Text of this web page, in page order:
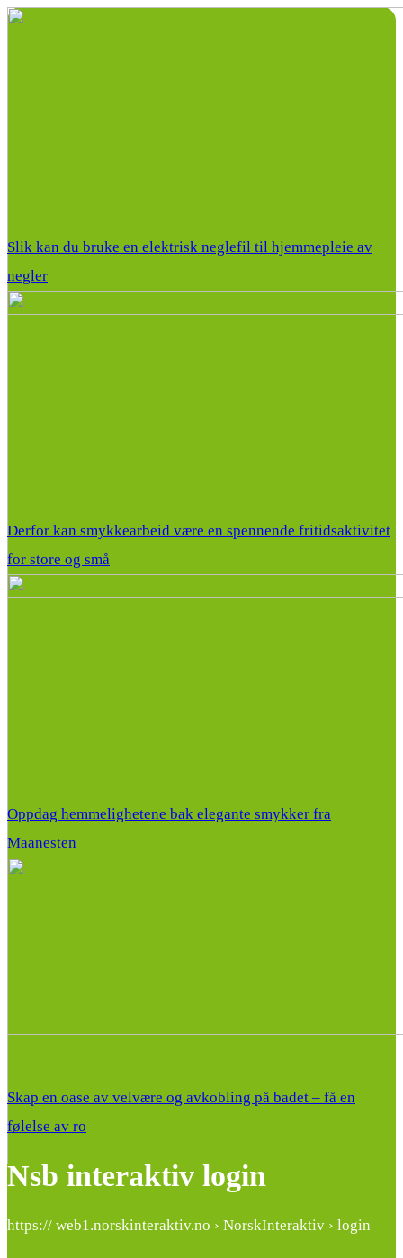
Slik kan du bruke en elektrisk neglefil til hjemmepleie av
negler
Derfor kan smykkearbeid være en spennende fritidsaktivitet
for store og små
Oppdag hemmelighetene bak elegante smykker fra
Maanesten
Skap en oase av velvære og avkobling på badet – få en
følelse av ro
Nsb interaktiv login
https:// web1.norskinteraktiv.no › NorskInteraktiv › login